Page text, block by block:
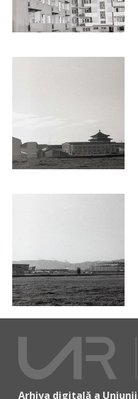
Arhiva digitală a